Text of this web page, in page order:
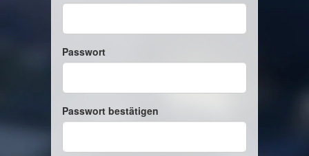
Passwort
Passwort bestätigen